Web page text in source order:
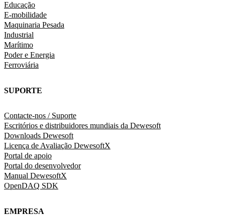
Educação
E-mobilidade
Maquinaria Pesada
Industrial
Marítimo
Poder e Energia
Ferroviária
SUPORTE
Contacte-nos / Suporte
Escritórios e distribuidores mundiais da Dewesoft
Downloads Dewesoft
Licença de Avaliação DewesoftX
Portal de apoio
Portal do desenvolvedor
Manual DewesoftX
OpenDAQ SDK
EMPRESA